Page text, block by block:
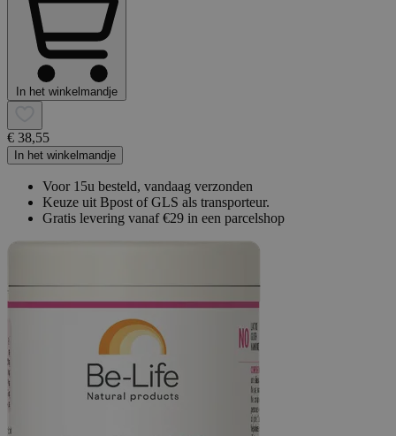
In het winkelmandje
€ 38,55
In het winkelmandje
Voor 15u besteld, vandaag verzonden
Keuze uit Bpost of GLS als transporteur.
Gratis levering vanaf €29 in een parcelshop